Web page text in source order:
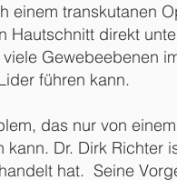
einem transkutanen
Hautschnitt direkt
Gewebeebenen
führen kann.
das nur von
Dr. Dirk
hat. Seine